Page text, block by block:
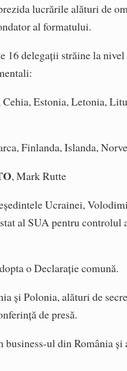
lucrările alături de
al formatului.
16 delegații străine la nivel
Estonia, Letonia,
Finlanda, Islanda,
, Mark Rutte
Ucrainei,
al SUA pentru controlul
o Declarație comună.
și Polonia, alături de
de presă.
business-ul din România